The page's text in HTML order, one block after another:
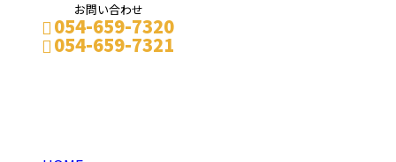
お問い合わせ
054-659-7320
054-659-7321